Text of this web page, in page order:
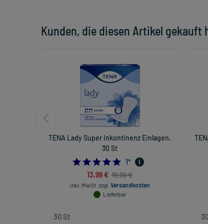
Kunden, die diesen Artikel gekauft
TENA Lady Super Inkontinenz Einlagen,
30 St
5.0
1*
13,99 € 19,99 €
inkl. MwSt. zzgl. Versandkosten
Lieferbar